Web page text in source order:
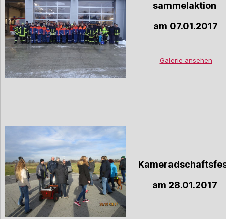
sammelaktion
am 07.01.2017
Galerie ansehen
am 28.01.2017